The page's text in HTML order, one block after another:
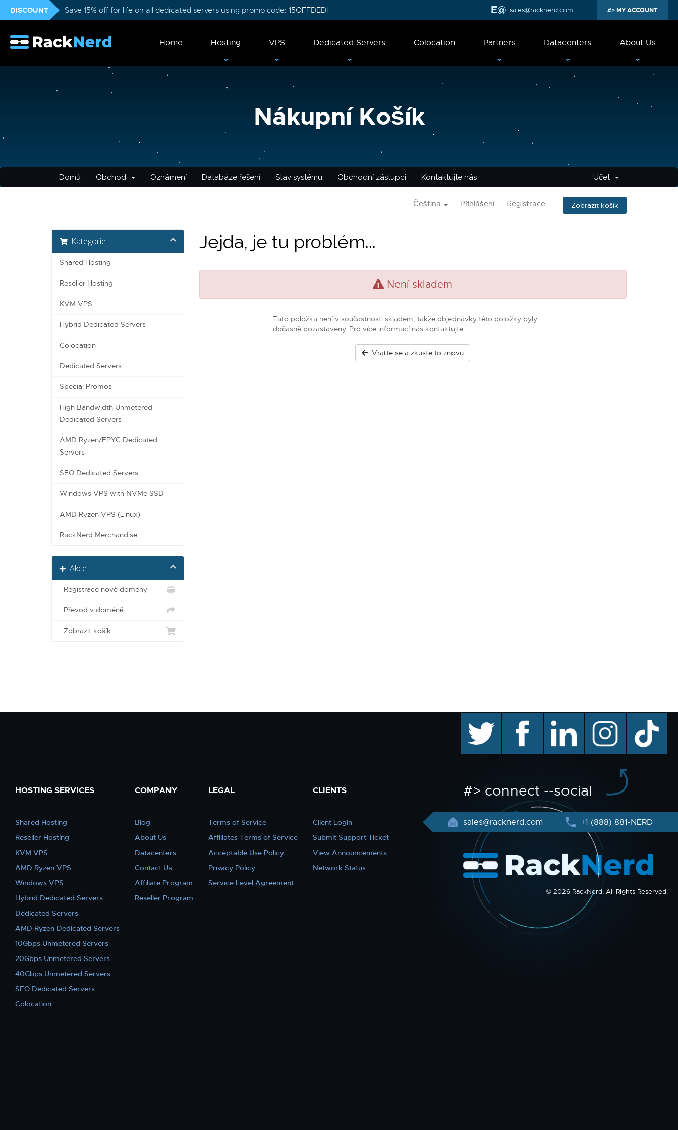
DISCOUNT Save 15% off for life on all dedicated servers using promo code: 15OFFDEDI sales@racknerd.com MY ACCOUNT
Home Hosting VPS Dedicated Servers Colocation Partners Datacenters About Us
Nákupní Košík
Domů Obchod Oznámení Databáze řešení Stav systému Obchodní zástupci Kontaktujte nás Účet
Čeština Přihlášení Registrace Zobrazit košík
Kategorie
Shared Hosting
Reseller Hosting
KVM VPS
Hybrid Dedicated Servers
Colocation
Dedicated Servers
Special Promos
High Bandwidth Unmetered
Dedicated Servers
AMD Ryzen/EPYC Dedicated
Servers
SEO Dedicated Servers
Windows VPS with NVMe SSD
AMD Ryzen VPS (Linux)
RackNerd Merchandise
Akce
Registrace nové domény
Převod v doméně
Zobrazit košík
Jejda, je tu problém...
Není skladem
Tato položka není v součastnosti skladem, takže objednávky této položky byly
dočasně pozastaveny. Pro více informací nás kontaktujte.
Vraťte se a zkuste to znovu
HOSTING SERVICES
Shared Hosting
Reseller Hosting
KVM VPS
AMD Ryzen VPS
Windows VPS
Hybrid Dedicated Servers
Dedicated Servers
AMD Ryzen Dedicated Servers
10Gbps Unmetered Servers
20Gbps Unmetered Servers
40Gbps Unmetered Servers
SEO Dedicated Servers
Colocation
COMPANY
Blog
About Us
Datacenters
Contact Us
Affiliate Program
Reseller Program
LEGAL
Terms of Service
Affiliates Terms of Service
Acceptable Use Policy
Privacy Policy
Service Level Agreement
CLIENTS
Client Login
Submit Support Ticket
View Announcements
Network Status
facebook linkedin instagram TikTok
#> connect --social
sales@racknerd.com +1 (888) 881-NERD
© 2026 RackNerd, All Rights Reserved.